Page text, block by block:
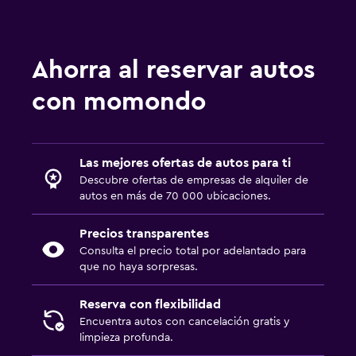
Ahorra al reservar autos
con momondo
Las mejores ofertas de autos para ti
Descubre ofertas de empresas de alquiler de
autos en más de 70 000 ubicaciones.
Precios transparentes
Consulta el precio total por adelantado para
que no haya sorpresas.
Reserva con flexibilidad
Encuentra autos con cancelación gratis y
limpieza profunda.